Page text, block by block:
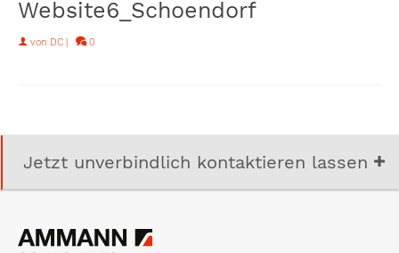
Website6_Schoendorf
von DC | 0
Jetzt unverbindlich kontaktieren lassen